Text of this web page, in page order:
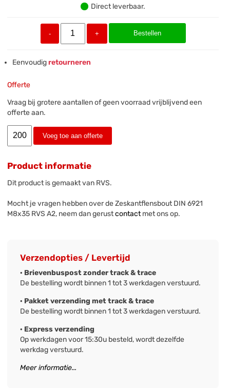
Direct leverbaar.
- + Bestellen
Eenvoudigretourneren
Offerte
Vraag bij grotere aantallen of geen voorraad vrijblijvend een
offerte aan.
Voeg toe aan offerte
Product informatie
Dit product is gemaakt van RVS.
Mocht je vragen hebben over de Zeskantflensbout DIN 6921
M8x35 RVS A2, neem dan gerustcontactmet ons op.
Verzendopties / Levertijd
· Brievenbuspost zonder track & trace
De bestelling wordt binnen 1 tot 3 werkdagen verstuurd.
· Pakket verzending met track & trace
De bestelling wordt binnen 1 tot 3 werkdagen verstuurd.
· Express verzending
Op werkdagen voor 15:30u besteld, wordt dezelfde
werkdag verstuurd.
Meer informatie...